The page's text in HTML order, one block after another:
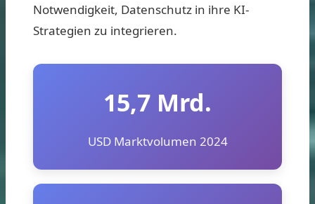
Notwendigkeit, Datenschutz in ihre KI-
Strategien zu integrieren.
15,7 Mrd.
USD Marktvolumen 2024